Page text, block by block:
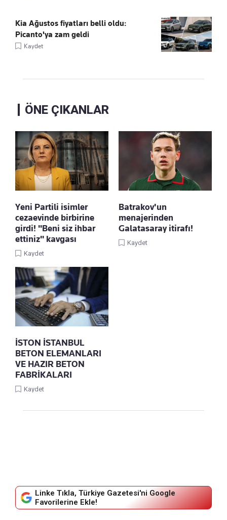
Kia Ağustos fiyatları belli oldu:
Picanto'ya zam geldi
Kaydet
ÖNE ÇIKANLAR
Yeni Partili isimler
cezaevinde birbirine
girdi! "Beni siz ihbar
ettiniz" kavgası
Kaydet
Batrakov'un
menajerinden
Galatasaray itirafı!
Kaydet
İSTON İSTANBUL
BETON ELEMANLARI
VE HAZIR BETON
FABRİKALARI
Kaydet
Linke Tıkla, Türkiye Gazetesi'ni Google
Favorilerine Ekle!